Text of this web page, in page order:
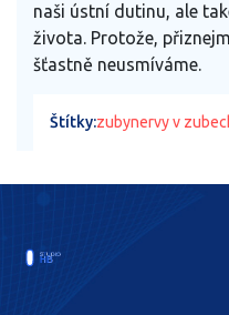
naši ústní dutinu, ale
života. Protože,
šťastně neusmíváme.
Štítky:zubynervy v